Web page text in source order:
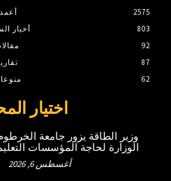
2575
أخبار
803
92
87
62
اختيار
وزير الطاقة يزور جامعة الخرطوم
الوزارة لحاجة المؤسسات
أغسطس 6, 2026